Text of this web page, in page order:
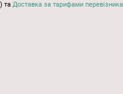
та Доставка за тарифами перевізника